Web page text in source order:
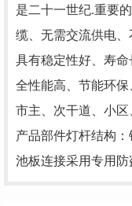
是二十一世纪.重要
缆、无需交流供电、
具有稳定性好、寿
全性能高、节能环
市主、次干道、小区
产品部件灯杆结构
池板连接采用专用防